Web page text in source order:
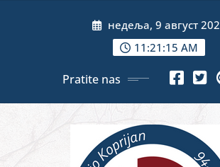
недеља, 9 август
11:21:17 AM
Pratite nas